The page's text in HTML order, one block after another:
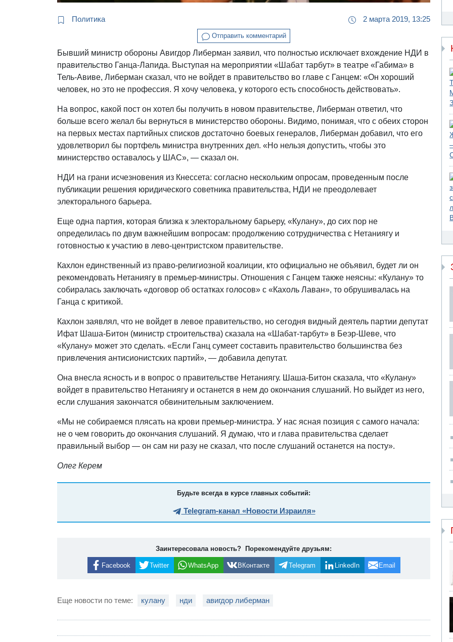
Политика 2 марта 2019, 13:25
Отправить комментарий
Бывший министр обороны Авигдор Либерман заявил, что полностью исключает вхождение НДИ в
правительство Ганца-Лапида. Выступая на мероприятии «Шабат тарбут» в театре «Габима» в
Тель-Авиве, Либерман сказал, что не войдет в правительство во главе с Ганцем: «Он хороший
человек, но это не профессия. Я хочу человека, у которого есть способность действовать».
На вопрос, какой пост он хотел бы получить в новом правительстве, Либерман ответил, что
больше всего желал бы вернуться в министерство обороны. Видимо, понимая, что с обеих сторон
на первых местах партийных списков достаточно боевых генералов, Либерман добавил, что его
удовлетворил бы портфель министра внутренних дел. «Но нельзя допустить, чтобы это
министерство оставалось у ШАС», — сказал он.
НДИ на грани исчезновения из Кнессета: согласно нескольким опросам, проведенным после
публикации решения юридического советника правительства, НДИ не преодолевает
электорального барьера.
Еще одна партия, которая близка к электоральному барьеру, «Кулану», до сих пор не
определилась по двум важнейшим вопросам: продолжению сотрудничества с Нетаниягу и
готовностью к участию в лево-центристском правительстве.
Кахлон единственный из право-религиозной коалиции, кто официально не объявил, будет ли он
рекомендовать Нетаниягу в премьер-министры. Отношения с Ганцем также неясны: «Кулану» то
собиралась заключать «договор об остатках голосов» с «Кахоль Лаван», то обрушивалась на
Ганца с критикой.
Кахлон заявлял, что не войдет в левое правительство, но сегодня видный деятель партии депутат
Ифат Шаша-Битон (министр строительства) сказала на «Шабат-тарбут» в Беэр-Шеве, что
«Кулану» может это сделать. «Если Ганц сумеет составить правительство большинства без
привлечения антисионистских партий», — добавила депутат.
Она внесла ясность и в вопрос о правительстве Нетаниягу. Шаша-Битон сказала, что «Кулану»
войдет в правительство Нетаниягу и останется в нем до окончания слушаний. Но выйдет из него,
если слушания закончатся обвинительным заключением.
«Мы не собираемся плясать на крови премьер-министра. У нас ясная позиция с самого начала:
не о чем говорить до окончания слушаний. Я думаю, что и глава правительства сделает
правильный выбор — он сам ни разу не сказал, что после слушаний останется на посту».
Олег Керем
Будьте всегда в курсе главных событий:
Telegram-канал «Новости Израиля»
Заинтересовала новость? Порекомендуйте друзьям:
Facebook Twitter WhatsApp ВКонтакте Telegram LinkedIn Email
Еще новости по теме: кулану нди авигдор либерман